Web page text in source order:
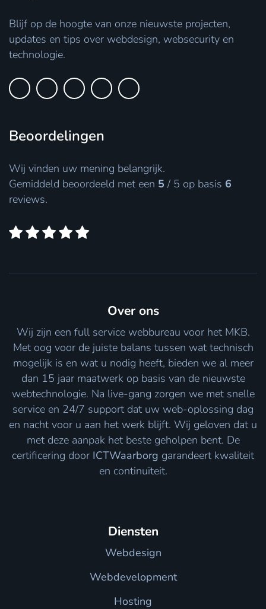
Blijf op de hoogte van onze nieuwste projecten,
updates en tips over webdesign, websecurity en
technologie.
Beoordelingen
Wij vinden uw mening belangrijk.
Gemiddeld beoordeeld met een 5 / 5 op basis 6
reviews.
Over ons
Wij zijn een full service webbureau voor het MKB.
Met oog voor de juiste balans tussen wat technisch
mogelijk is en wat u nodig heeft, bieden we al meer
dan 15 jaar maatwerk op basis van de nieuwste
webtechnologie. Na live-gang zorgen we met snelle
service en 24/7 support dat uw web-oplossing dag
en nacht voor u aan het werk blijft. Wij geloven dat u
met deze aanpak het beste geholpen bent. De
certificering door ICTWaarborg garandeert kwaliteit
en continuïteit.
Diensten
Webdesign
Webdevelopment
Hosting